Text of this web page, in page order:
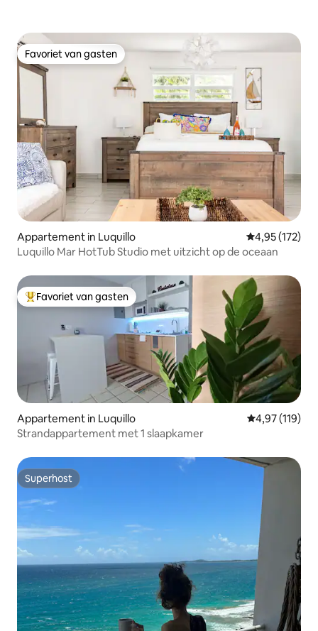
Favoriet van gasten
Favoriet van gasten
Appartement in Luquillo Gemiddelde
4,95 (172)
Luquillo Mar HotTub Studio met uitzicht op de oceaan
Topfavoriet van gasten
Favoriet van gasten
Appartement in Luquillo Gemiddelde
4,97 (119)
Strandappartement met 1 slaapkamer
Superhost
Superhost